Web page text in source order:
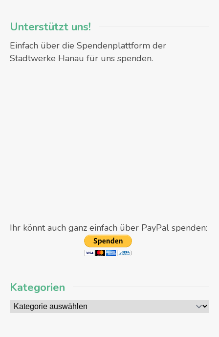
Unterstützt uns!
Einfach über die Spendenplattform der
Stadtwerke Hanau für uns spenden.
Ihr könnt auch ganz einfach über PayPal spenden:
Kategorien